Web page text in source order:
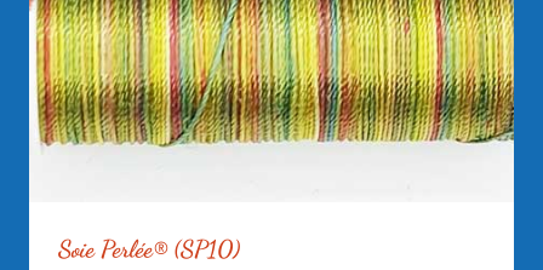
Soie Perlée® (SP10)